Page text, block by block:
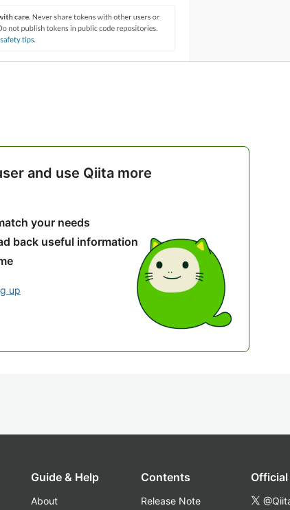
and use Qiita more
your needs
back useful information
up
Guide & Help
About
Contents
Release Note